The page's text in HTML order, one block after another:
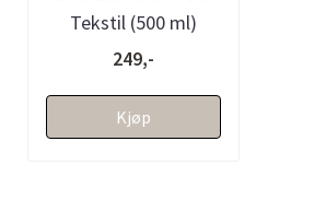
Tekstil (500 ml)
249,-
Kjøp